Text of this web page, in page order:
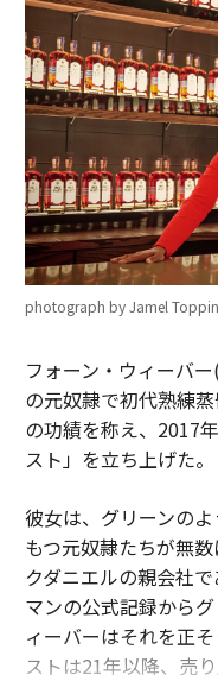
photograph by Jamel Toppin
フォーン・ウィーバ
の元奴隷で初代熟練
の功績を称え、2017
スト」を立ち上げた。
彼女は、グリーンの
もつ元奴隷たちが無
クダニエルの親会社
マンの公式記録から
ィーバーはそれを正
ストは21年以降、売